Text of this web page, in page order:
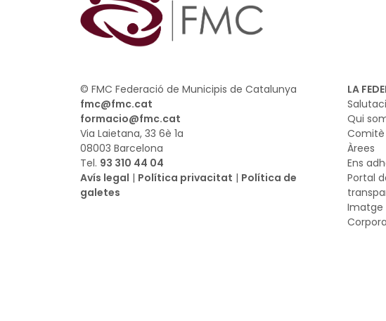
LA
Qui
Comitè
Àrees
Ens
Portal
Imatge
© FMC Federació de Municipis de Catalunya
fmc@fmc.cat
formacio@fmc.cat
Via Laietana, 33 6è 1a
08003 Barcelona
Tel. 93 310 44 04
Avís legal | Política privacitat | Política de
galetes